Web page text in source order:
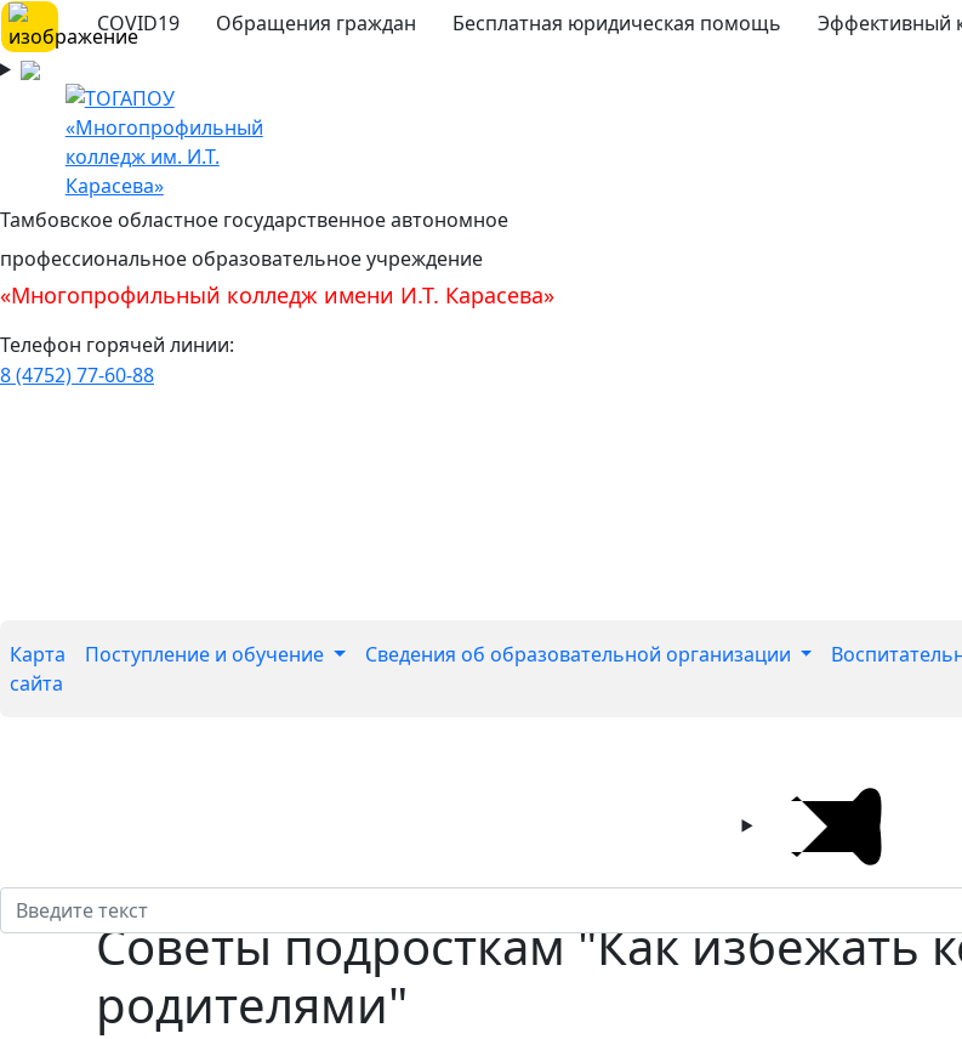
COVID19 Обращения граждан Бесплатная юридическая помощь Эффективный
Тамбовское областное государственное автономное
профессиональное образовательное учреждение
«Многопрофильный колледж имени И.Т. Карасева»
Телефон горячей линии:
8 (4752) 77-60-88
Карта
сайта
Поступление и обучение Сведения об образовательной организации
Советы подросткам "Как избежать
родителями"